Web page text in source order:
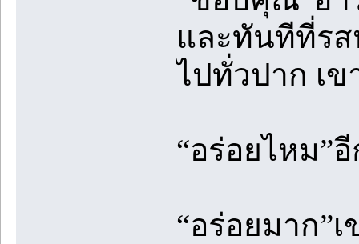
และทันทีที่รส
ไปทั่วปาก เ
“อร่อยไหม”
“อร่อยมาก”